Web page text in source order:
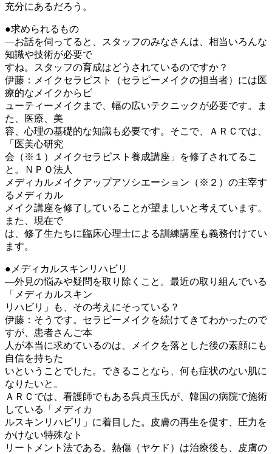
充分にあるだろう。
●求められるもの
―お話を伺ってると、スタッフのみなさんは、相当いろんな
知識や技術が必要で
すね。スタッフの育成はどうされているのですか？
伊藤：メイクセラピスト（セラピーメイクの担当者）には医
療的なメイクからビ
ューティーメイクまで、幅の広いテクニックが必要です。ま
た、医療、美
容、心理の基礎的な知識も必要です。そこで、ＡＲＣでは、
「医美心研究
会（※１）メイクセラピスト養成講座」を修了されてるこ
と。ＮＰＯ法人
メディカルメイクアップアソシエーション（※２）の主宰す
るメディカル
メイク講座を修了していることが望ましいと考えています。
また、現在で
は、修了生たちに臨床心理士による訓練講座も義務付けてい
ます。
●メディカルスキンリハビリ
―外見の悩みや疑問を取り除くこと。最近の取り組んでいる
「メディカルスキン
リハビリ」も、その考えにそっている？
伊藤：そうです。セラピーメイクを続けてきてわかったので
すが、患者さんご本
人が本当に求めているのは、メイクを落とした後の素顔にも
自信を持ちた
いということでした。できることなら、何も症状のない肌に
なりたいと。
ＡＲＣでは、看護師でもある呉貞玉氏が、韓国の病院で施術
している「メディカ
ルスキンリハビリ」に着目した。皮膚の再生を促す、圧力を
かけない特殊なト
リートメント法である。熱傷（ヤケド）は治療後も、皮膚の